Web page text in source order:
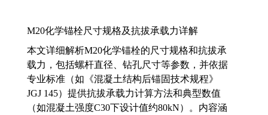
M20化学锚栓尺寸规格及抗拔承载力详解
本文详细解析M20化学锚栓的尺寸规格和抗拔承
载力，包括螺杆直径、钻孔尺寸等参数，并依据
专业标准（如《混凝土结构后锚固技术规程》
JGJ 145）提供抗拔承载力计算方法和典型数值
（如混凝土强度C30下设计值约80kN）。内容涵